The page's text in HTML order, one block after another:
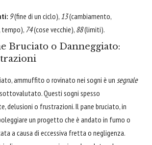
9(fine di un ciclo), 13(cambiamento,
tempo), 74(cose vecchie), 88(limiti).
Bruciato o Danneggiato:
ammuffito o rovinato nei sogni è un segnale
Questi sogni spesso
delusioni o frustrazioni. Il pane bruciato, in
un progetto che è andato in fumo o
a causa di eccessiva fretta o negligenza.